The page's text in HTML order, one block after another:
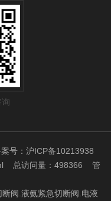
号：沪ICP备10213938
总访问量：498366管
阀.液氨紧急切断阀.电液